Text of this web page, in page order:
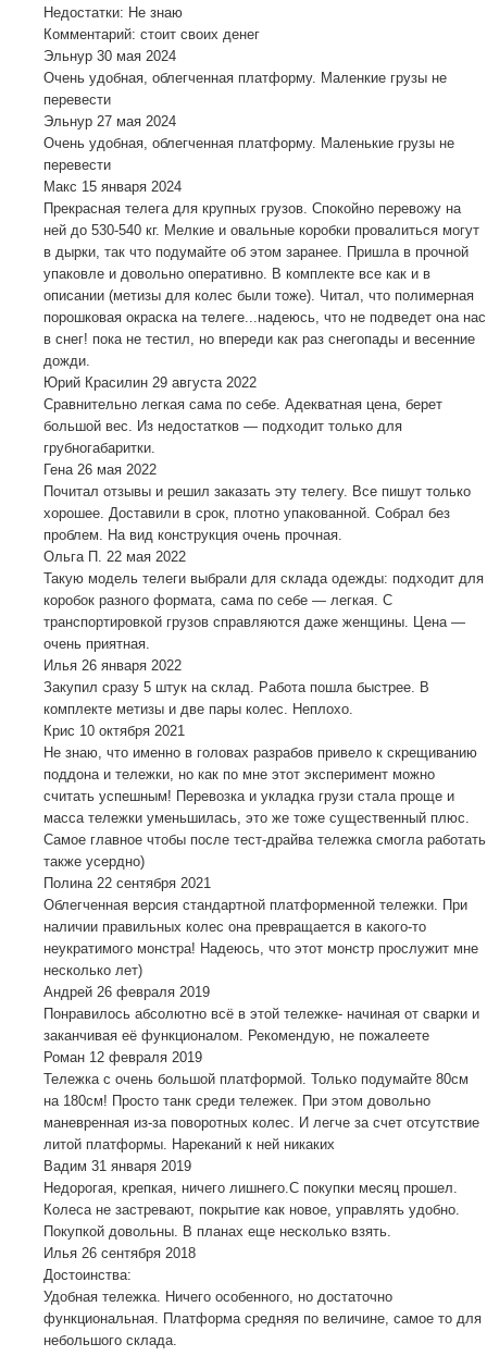
Недостатки: Не знаю
Комментарий: стоит своих денег
Эльнур 30 мая 2024
Очень удобная, облегченная платформу. Маленкие грузы не
перевести
Эльнур 27 мая 2024
Очень удобная, облегченная платформу. Маленькие грузы не
перевести
Макс 15 января 2024
Прекрасная телега для крупных грузов. Спокойно перевожу на
ней до 530-540 кг. Мелкие и овальные коробки провалиться могут
в дырки, так что подумайте об этом заранее. Пришла в прочной
упаковле и довольно оперативно. В комплекте все как и в
описании (метизы для колес были тоже). Читал, что полимерная
порошковая окраска на телеге...надеюсь, что не подведет она нас
в снег! пока не тестил, но впереди как раз снегопады и весенние
дожди.
Юрий Красилин 29 августа 2022
Сравнительно легкая сама по себе. Адекватная цена, берет
большой вес. Из недостатков — подходит только для
грубногабаритки.
Гена 26 мая 2022
Почитал отзывы и решил заказать эту телегу. Все пишут только
хорошее. Доставили в срок, плотно упакованной. Собрал без
проблем. На вид конструкция очень прочная.
Ольга П.
22 мая 2022
Такую модель телеги выбрали для склада одежды: подходит для
коробок разного формата, сама по себе — легкая. С
транспортировкой грузов справляются даже женщины. Цена —
очень приятная.
Илья 26 января 2022
Закупил сразу 5 штук на склад. Работа пошла быстрее. В
комплекте метизы и две пары колес. Неплохо.
Крис 10 октября 2021
Не знаю, что именно в головах разрабов привело к скрещиванию
поддона и тележки, но как по мне этот эксперимент можно
считать успешным! Перевозка и укладка грузи стала проще и
масса тележки уменьшилась, это же тоже существенный плюс.
Самое главное чтобы после тест-драйва тележка смогла работать
также усердно)
Полина 22 сентября 2021
Облегченная версия стандартной платформенной тележки. При
наличии правильных колес она превращается в какого-то
неукратимого монстра! Надеюсь, что этот монстр прослужит мне
несколько лет)
Андрей 26 февраля 2019
Понравилось абсолютно всё в этой тележке- начиная от сварки и
заканчивая её функционалом. Рекомендую, не пожалеете
Роман 12 февраля 2019
Тележка с очень большой платформой. Только подумайте 80см
на 180см! Просто танк среди тележек. При этом довольно
маневренная из-за поворотных колес. И легче за счет отсутствие
литой платформы. Нареканий к ней никаких
Вадим 31 января 2019
Недорогая, крепкая, ничего лишнего.С покупки месяц прошел.
Колеса не застревают, покрытие как новое, управлять удобно.
Покупкой довольны. В планах еще несколько взять.
Илья 26 сентября 2018
Достоинства:
Удобная тележка. Ничего особенного, но достаточно
функциональная. Платформа средняя по величине, самое то для
небольшого склада.